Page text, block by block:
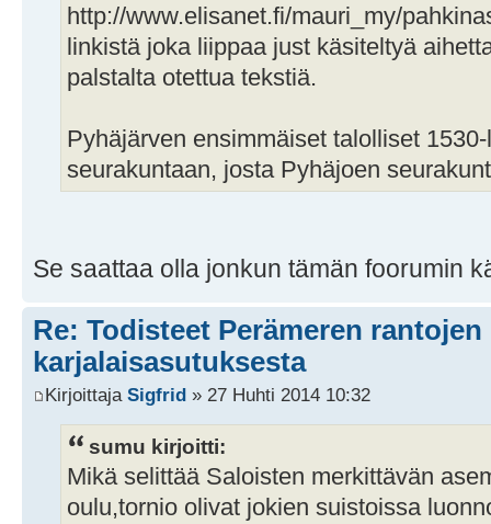
http://www.elisanet.fi/mauri_my/
linkistä joka liippaa just käsiteltyä
palstalta otettua tekstiä.
Pyhäjärven ensimmäiset talolliset
seurakuntaan, josta Pyhäjoen
Se saattaa olla jonkun tämän foorumin
Re: Todisteet Perämeren rantojen
karjalaisasutuksesta
Kirjoittaja Sigfrid » 27 Huhti 2014 10:32
sumu kirjoitti:
Mikä selittää Saloisten merkittävän
oulu,tornio olivat jokien suistoissa